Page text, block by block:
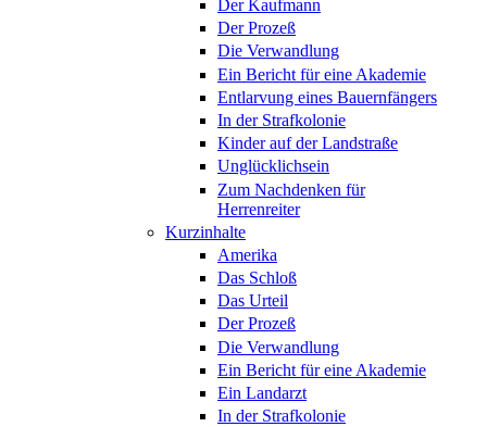
Der Kaufmann
Der Prozeß
Die Verwandlung
Ein Bericht für eine Akademie
Entlarvung eines Bauernfängers
In der Strafkolonie
Kinder auf der Landstraße
Unglücklichsein
Zum Nachdenken für
Herrenreiter
Kurzinhalte
Amerika
Das Schloß
Das Urteil
Der Prozeß
Die Verwandlung
Ein Bericht für eine Akademie
Ein Landarzt
In der Strafkolonie